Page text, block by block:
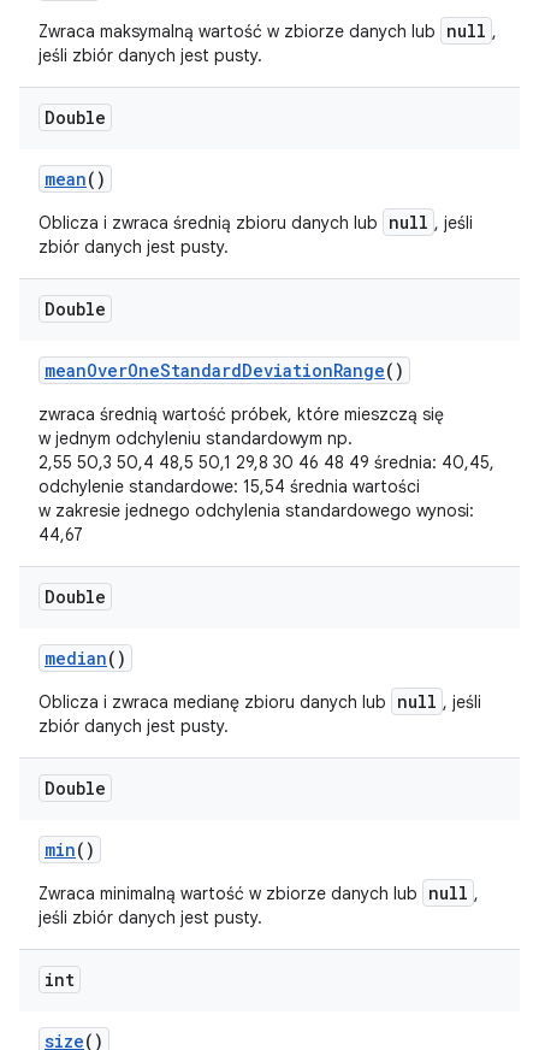
Zwraca maksymalną wartość w zbiorze danych lub null ,
jeśli zbiór danych jest pusty.
Double
mean()
Oblicza i zwraca średnią zbioru danych lub null , jeśli
zbiór danych jest pusty.
Double
meanOverOneStandardDeviationRange()
zwraca średnią wartość próbek, które mieszczą się
w jednym odchyleniu standardowym np.
2,55 50,3 50,4 48,5 50,1 29,8 30 46 48 49 średnia: 40,45,
odchylenie standardowe: 15,54 średnia wartości
w zakresie jednego odchylenia standardowego wynosi:
44,67
Double
median()
Oblicza i zwraca medianę zbioru danych lub null , jeśli
zbiór danych jest pusty.
Double
min()
Zwraca minimalną wartość w zbiorze danych lub null ,
jeśli zbiór danych jest pusty.
int
size()